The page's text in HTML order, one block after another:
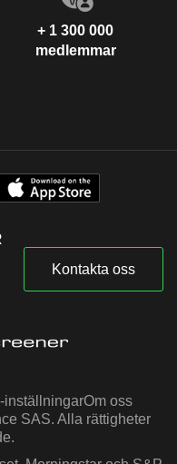
+ 1 300 000
medlemmar
Kontakta oss
inställningarOm oss
SAS. Alla rättigheter